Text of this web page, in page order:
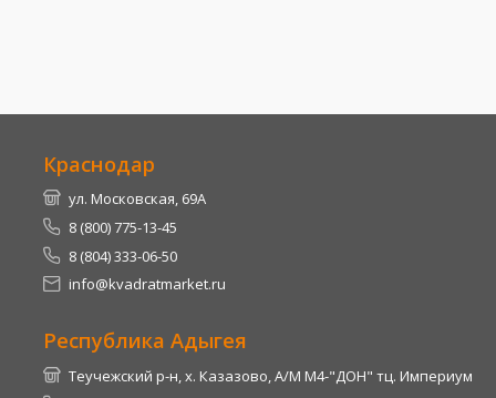
Краснодар
ул. Московская, 69А
8 (800) 775-13-45
8 (804) 333-06-50
info@kvadratmarket.ru
Республика Адыгея
Теучежский р-н, х. Казазово, А/М М4-"ДОН" тц. Империум